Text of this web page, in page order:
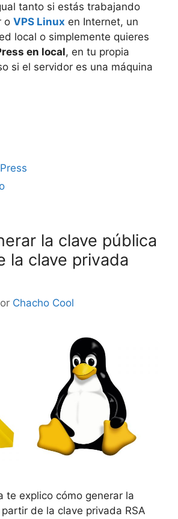
tanto si estás trabajando
o VPS Linux en Internet, un
local o simplemente quieres
en local, en tu propia
si el servidor es una máquina
la clave pública
la clave privada
Chacho Cool
te explico cómo generar la
de la clave privada RSA